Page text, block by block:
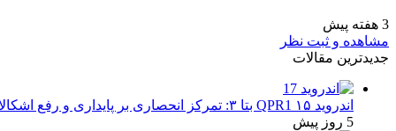
3 هفته پیش
مشاهده و ثبت نظر
جدیدترین مقالات
اندروید ۱۵ QPR1 بتا ۳: تمرکز انحصاری بر پایداری و رفع اشکالات
5 روز پیش